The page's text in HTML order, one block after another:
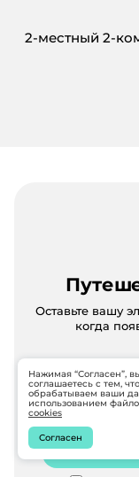
2-местный 2-
Оставьте вашу
когда
Нажимая “Согласен”,
соглашаетесь с тем,
обрабатываем ваши
использованием
cookies
Согласен